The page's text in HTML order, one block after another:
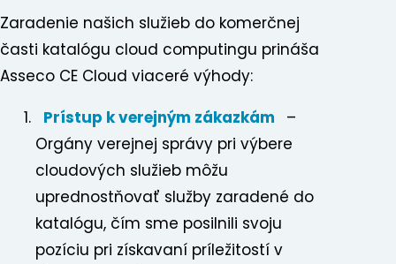
Zaradenie našich služieb do komerčnej
časti katalógu cloud computingu prináša
Asseco CE Cloud viaceré výhody:
Prístup k verejným zákazkám
–
Orgány verejnej správy pri výbere
cloudových služieb môžu
uprednostňovať služby zaradené do
katalógu, čím sme posilnili svoju
pozíciu pri získavaní príležitostí v